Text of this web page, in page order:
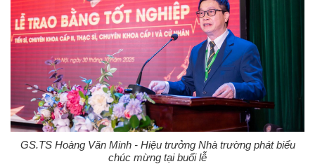
GS.TS Hoàng Văn Minh - Hiệu trưởng Nhà trường phát biểu
chúc mừng tại buổi lễ